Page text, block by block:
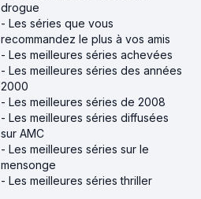
drogue
- Les séries que vous
recommandez le plus à vos amis
- Les meilleures séries achevées
- Les meilleures séries des années
2000
- Les meilleures séries de 2008
- Les meilleures séries diffusées
sur AMC
- Les meilleures séries sur le
mensonge
- Les meilleures séries thriller